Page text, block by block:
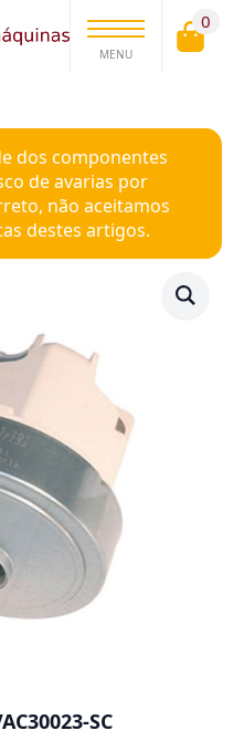
MENU
0
dos componentes
de avarias por
não aceitamos
destes artigos.
SC